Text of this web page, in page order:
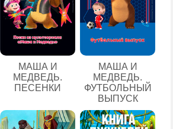
МАША И
МЕДВЕДЬ.
ПЕСЕНКИ
МАША И
МЕДВЕДЬ.
ФУТБОЛЬНЫЙ
ВЫПУСК